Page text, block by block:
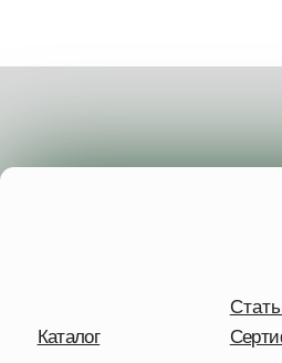
Видеотека Контакты